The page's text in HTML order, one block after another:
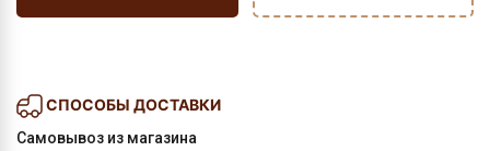
СПОСОБЫ ДОСТАВКИ
Самовывоз из магазина